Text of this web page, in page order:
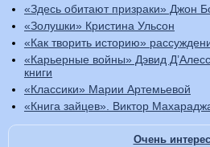
«Здесь обитают призраки» Джон
«Золушки» Кристина Ульсон
«Как творить историю»
«Карьерные войны» Дэвид
книги
«Классики» Марии Артемьевой
«Книга зайцев». Виктор
Очень